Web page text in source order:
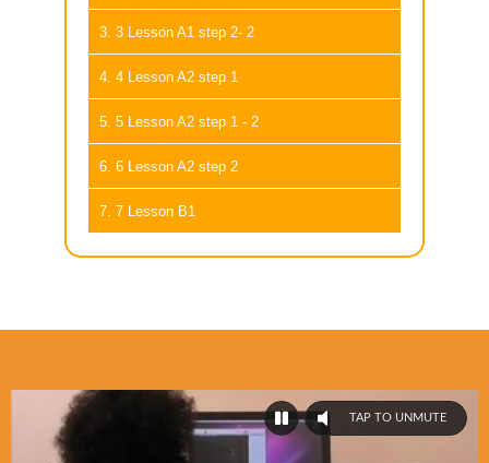
3. 3 Lesson A1 step 2- 2
4. 4 Lesson A2 step 1
5. 5 Lesson A2 step 1 - 2
6. 6 Lesson A2 step 2
7. 7 Lesson B1
TAP TO UNMUTE